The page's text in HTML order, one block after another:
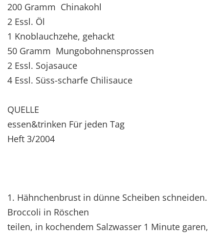
200 Gramm Chinakohl
2 Essl. Öl
1 Knoblauchzehe, gehackt
50 Gramm Mungobohnensprossen
2 Essl. Sojasauce
4 Essl. Süss-scharfe Chilisauce
QUELLE
essen&trinken Für jeden Tag
Heft 3/2004
1. Hähnchenbrust in dünne Scheiben schneiden.
Broccoli in Röschen
teilen, in kochendem Salzwasser 1 Minute garen,